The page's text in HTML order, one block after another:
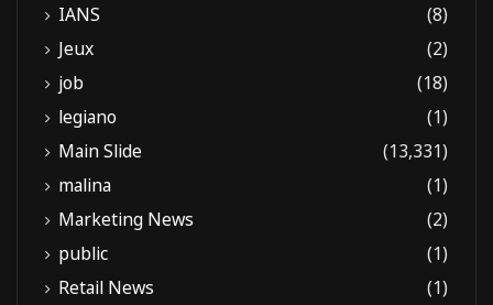
IANS
(8)
Jeux
(2)
job
(18)
legiano
(1)
Main Slide
(13,331)
malina
(1)
Marketing News
(2)
public
(1)
Retail News
(1)